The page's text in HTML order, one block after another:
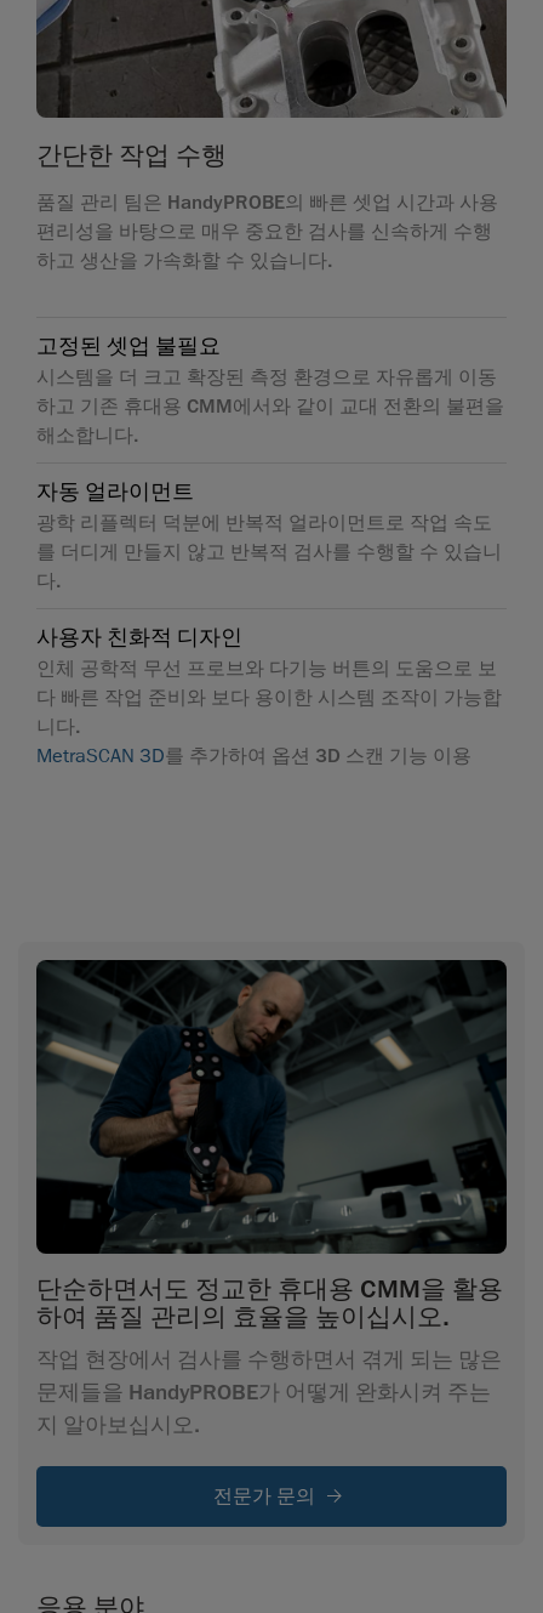
간단한 작업 수행
품질 관리 팀은 HandyPROBE의 빠른 셋업 시간과 사용
편리성을 바탕으로 매우 중요한 검사를 신속하게 수행
하고 생산을 가속화할 수 있습니다.
고정된 셋업 불필요
시스템을 더 크고 확장된 측정 환경으로 자유롭게 이동
하고 기존 휴대용 CMM에서와 같이 교대 전환의 불편을
해소합니다.
자동 얼라이먼트
광학 리플렉터 덕분에 반복적 얼라이먼트로 작업 속도
를 더디게 만들지 않고 반복적 검사를 수행할 수 있습니
다.
사용자 친화적 디자인
인체 공학적 무선 프로브와 다기능 버튼의 도움으로 보
다 빠른 작업 준비와 보다 용이한 시스템 조작이 가능합
니다.
MetraSCAN 3D를 추가하여 옵션 3D 스캔 기능 이용
단순하면서도 정교한 휴대용 CMM을 활용
하여 품질 관리의 효율을 높이십시오.
작업 현장에서 검사를 수행하면서 겪게 되는 많은
문제들을 HandyPROBE가 어떻게 완화시켜 주는
지 알아보십시오.
전문가 문의